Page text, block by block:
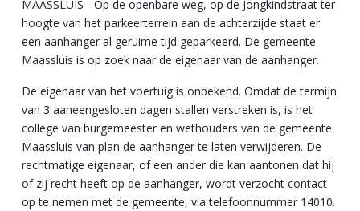
MAASSLUIS - Op de openbare weg, op de Jongkindstraat ter
hoogte van het parkeerterrein aan de achterzijde staat er
een aanhanger al geruime tijd geparkeerd. De gemeente
Maassluis is op zoek naar de eigenaar van de aanhanger.
De eigenaar van het voertuig is onbekend. Omdat de termijn
van 3 aaneengesloten dagen stallen verstreken is, is het
college van burgemeester en wethouders van de gemeente
Maassluis van plan de aanhanger te laten verwijderen. De
rechtmatige eigenaar, of een ander die kan aantonen dat hij
of zij recht heeft op de aanhanger, wordt verzocht contact
op te nemen met de gemeente, via telefoonnummer 14010.